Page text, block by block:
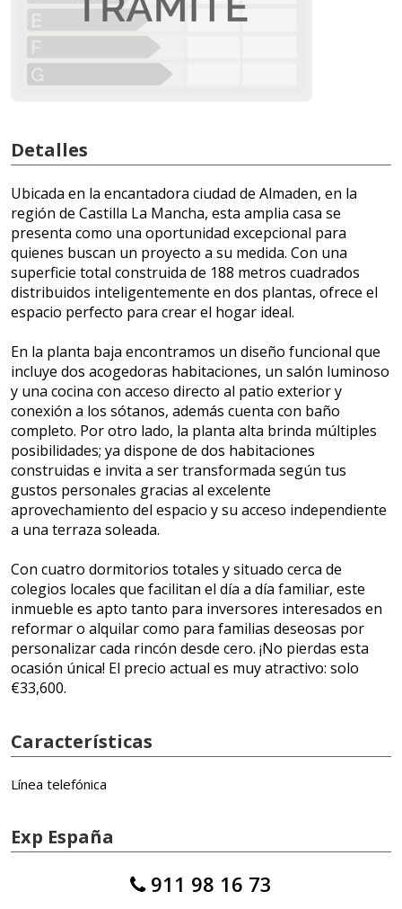
Detalles
Ubicada en la encantadora ciudad de Almaden, en la
región de Castilla La Mancha, esta amplia casa se
presenta como una oportunidad excepcional para
quienes buscan un proyecto a su medida. Con una
superficie total construida de 188 metros cuadrados
distribuidos inteligentemente en dos plantas, ofrece el
espacio perfecto para crear el hogar ideal.
En la planta baja encontramos un diseño funcional que
incluye dos acogedoras habitaciones, un salón luminoso
y una cocina con acceso directo al patio exterior y
conexión a los sótanos, además cuenta con baño
completo. Por otro lado, la planta alta brinda múltiples
posibilidades; ya dispone de dos habitaciones
construidas e invita a ser transformada según tus
gustos personales gracias al excelente
aprovechamiento del espacio y su acceso independiente
a una terraza soleada.
Con cuatro dormitorios totales y situado cerca de
colegios locales que facilitan el día a día familiar, este
inmueble es apto tanto para inversores interesados en
reformar o alquilar como para familias deseosas por
personalizar cada rincón desde cero. ¡No pierdas esta
ocasión única! El precio actual es muy atractivo: solo
€33,600.
Características
Línea telefónica
Exp España
911 98 16 73